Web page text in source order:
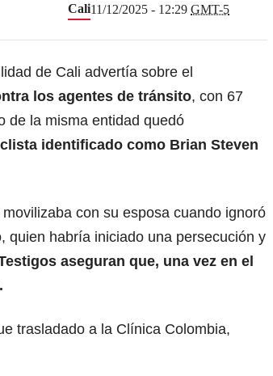
Cali11/12/2025 - 12:29 GMT-5
de Cali advertía sobre el
los agentes de tránsito, con 67
de la misma entidad quedó
identificado como Brian Steven
con su esposa cuando ignoró
quien habría iniciado una persecución y
aseguran que, una vez en el
trasladado a la Clínica Colombia,